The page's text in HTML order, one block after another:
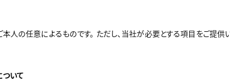
人の任意によるものです。 ただし、当社が必要とする項目をご提
いて